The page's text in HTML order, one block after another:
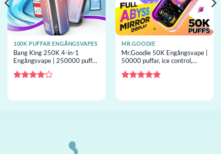
100K PUFFAR ENGÅNGSVAPES
Bang King 250K 4-in-1
Engångsvape | 250000 puffar,
4 smaker, screen,
engångsvape grossist
MR.GOODIE
Mr.Goodie 50K Engångsvape |
50000 puffar, ice control,
mesh-coil, engångsvape
grossist